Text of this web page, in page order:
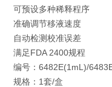
可预设多种稀释程序
准确调节移液速度
自动检测校准误差
满足FDA 2400规程
编号：6482E(1mL)/
规格：1套/盒